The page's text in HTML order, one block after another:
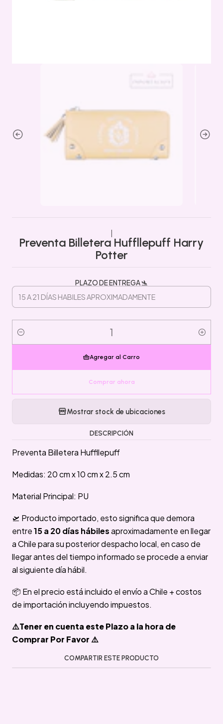
Preventa Billetera Huffllepuff Harry
Potter
PLAZO DE ENTREGA 🛬
Cantidad
Agregar al Carro
Comprar ahora
Mostrar stock de ubicaciones
DESCRIPCIÓN
Preventa Billetera Huffllepuff
Medidas: 20 cm x 10 cm x 2.5 cm
Material Principal: PU
🛫 Producto importado, esto significa que demora
entre15 a 20 días hábilesaproximadamente en llegar
a Chile para su posterior despacho local, en caso de
llegar antes del tiempo informado se procede a enviar
al siguiente día hábil.
📦 En el precio está incluido el envío a Chile + costos
de importación incluyendo impuestos.
⚠️Tener en cuenta este Plazo a la hora de
Comprar Por Favor ⚠️
COMPARTIR ESTE PRODUCTO